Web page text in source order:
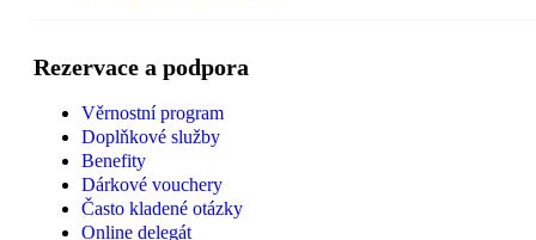
Rezervace a podpora
Věrnostní program
Doplňkové služby
Benefity
Dárkové vouchery
Často kladené otázky
Online delegát